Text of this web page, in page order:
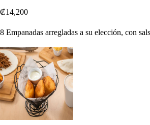
₡14,200
8 Empanadas arregladas a su elección, con